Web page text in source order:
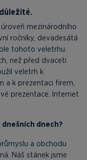
mezinárodního
ročníky, devadesátá
tohoto veletrhu
než před dvaceti
veletrh k
a k prezentaci firem,
prezentace. Internet
dnech?
a obchodu
Náš stánek jsme